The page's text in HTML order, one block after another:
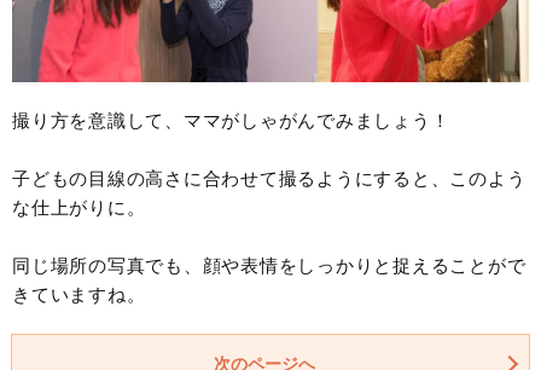
撮り方を意識して、ママがしゃがんでみましょう！
子どもの目線の高さに合わせて撮るようにすると、このよう
な仕上がりに。
同じ場所の写真でも、顔や表情をしっかりと捉えることがで
きていますね。
次のページへ